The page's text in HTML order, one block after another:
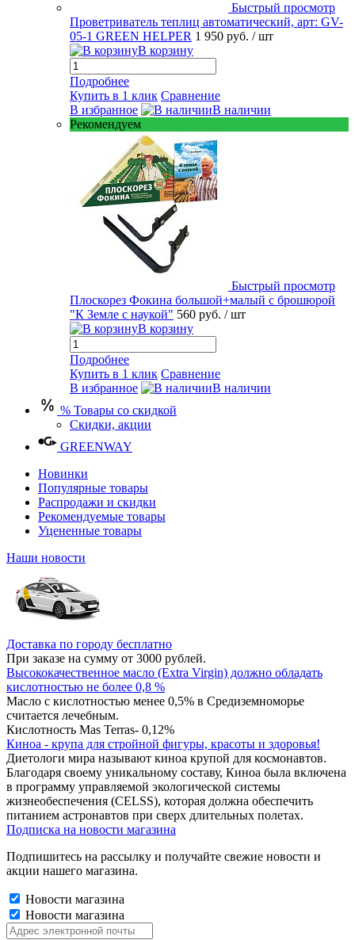
Быстрый просмотр
Проветриватель теплиц автоматический, арт: GV-
05-1 GREEN HELPER 1 950 руб. / шт
В корзину
Подробнее
Купить в 1 клик Сравнение
В избранное
В наличии
Рекомендуем
Быстрый просмотр
Плоскорез Фокина большой+малый с брошюрой
"К Земле с наукой" 560 руб. / шт
В корзину
Подробнее
Купить в 1 клик Сравнение
В избранное
В наличии
% Товары со скидкой
Скидки, акции
GREENWAY
Новинки
Популярные товары
Распродажи и скидки
Рекомендуемые товары
Уцененные товары
Наши новости
Доставка по городу бесплатно
При заказе на сумму от 3000 рублей.
Высококачественное масло (Extra Virgin) должно обладать
кислотностью не более 0,8 %
Масло с кислотностью менее 0,5% в Средиземноморье
считается лечебным.
Кислотность Mas Terras- 0,12%
Киноа - крупа для стройной фигуры, красоты и здоровья!
Диетологи мира называют киноа крупой для космонавтов.
Благодаря своему уникальному составу, Киноа была включена
в программу управляемой экологической системы
жизнеобеспечения (CELSS), которая должна обеспечить
питанием астронавтов при сверх длительных полетах.
Подписка на новости магазина
Подпишитесь на рассылку и получайте свежие новости и
акции нашего магазина.
Новости магазина
Новости магазина